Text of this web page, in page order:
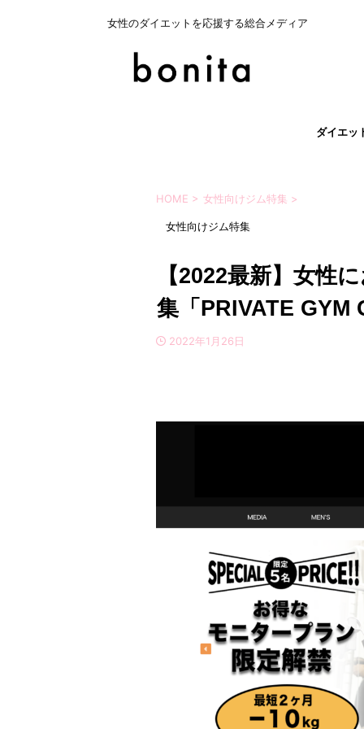
女性のダイエットを応援する総合メディア
ダイエッ
HOME > 女性向けジム特集 >
女性向けジム特集
【2022最新】女性
集「PRIVATE GYM
2022年1月26日